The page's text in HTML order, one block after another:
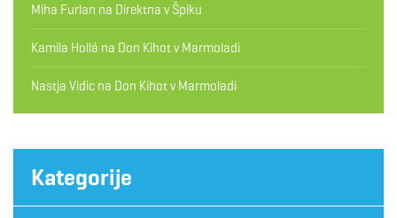
Miha Furlan na Direktna v Špiku
Kamila Hollá na Don Kihot v Marmoladi
Nastja Vidic na Don Kihot v Marmoladi
Kategorije